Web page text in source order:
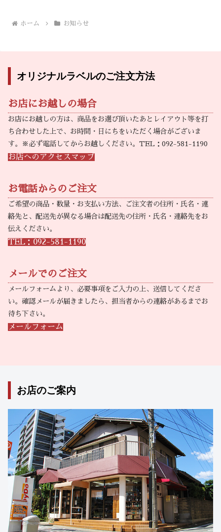
ホーム お知らせ
オリジナルラベルのご注文方法
お店にお越しの場合
お店にお越しの方は、商品をお選び頂いたあとレイアウト等を打
ち合わせした上で、お時間・日にちをいただく場合がございま
す。※必ず電話してからお越しください。TEL：092-581-1190
お店へのアクセスマップ
お電話からのご注文
ご希望の商品・数量・お支払い方法、ご注文者の住所・氏名・連
絡先と、配送先が異なる場合は配送先の住所・氏名・連絡先をお
伝えください。
TEL：092-581-1190
メールでのご注文
メールフォームより、必要事項をご入力の上、送信してくださ
い。確認メールが届きましたら、担当者からの連絡があるまでお
待ち下さい。
メールフォーム
お店のご案内